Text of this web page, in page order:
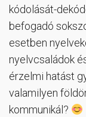
kódolását-
befogadó
esetben
nyelvcsaládok
érzelmi hatást
valamilyen
kommunikál?